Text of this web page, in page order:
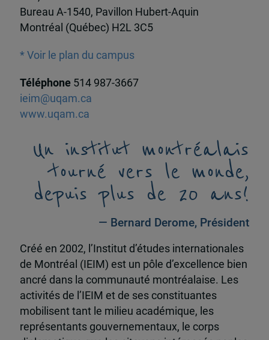
Bureau A-1540, Pavillon Hubert-Aquin
Montréal (Québec) H2L 3C5
* Voir le plan du campus
Téléphone 514 987-3667
ieim@uqam.ca
www.uqam.ca
Un institut montréalais
tourné vers le monde,
depuis plus de 20 ans!
— Bernard Derome, Président
Créé en 2002, l’Institut d’études internationales
de Montréal (IEIM) est un pôle d’excellence bien
ancré dans la communauté montréalaise. Les
activités de l’IEIM et de ses constituantes
mobilisent tant le milieu académique, les
représentants gouvernementaux, le corps